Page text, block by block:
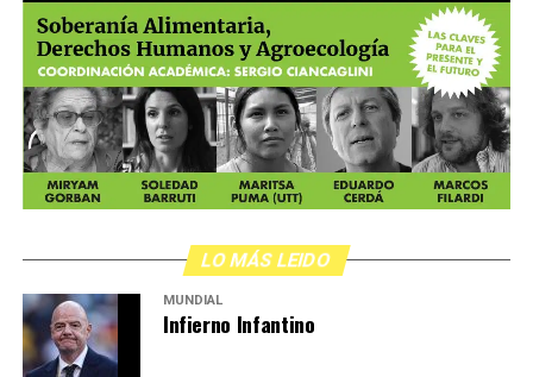
LO MÁS LEIDO
MUNDIAL
Infierno Infantino